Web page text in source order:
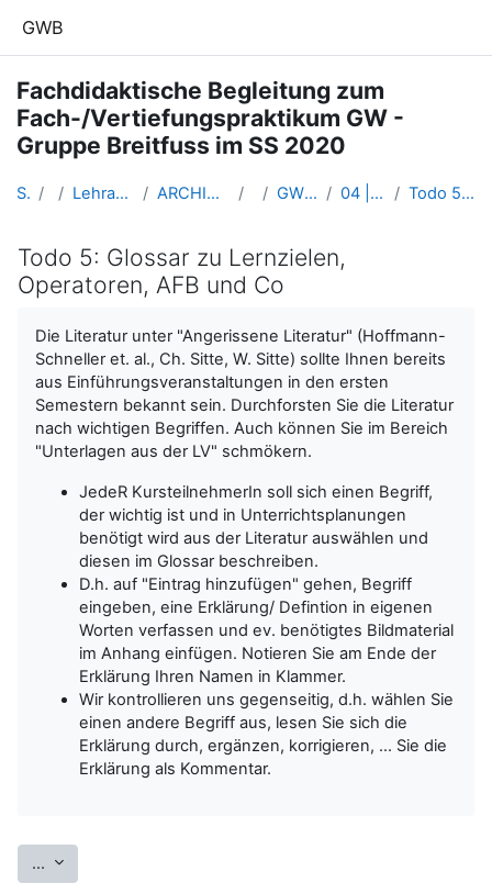
GWB
Fachdidaktische Begleitung zum
Fach-/Vertiefungspraktikum GW -
Gruppe Breitfuss im SS 2020
Startseite Kurse Lehramtsausbildung GW im Cluster Österreich Mitte ARCHIV - Lehrveranstaltungen am Standort Linz - seit 2016 SS_2020 GW_Fachpraktikum_Breitfuss_2020ss 04 | 05 - 17.03.2020 - Distance Learning Todo 5: Glossar zu Lernzielen, Operatoren, AFB und Co
Todo 5: Glossar zu Lernzielen,
Operatoren, AFB und Co
Die Literatur unter "Angerissene Literatur" (Hoffmann-
Schneller et. al., Ch. Sitte, W. Sitte) sollte Ihnen bereits
aus Einführungsveranstaltungen in den ersten
Semestern bekannt sein. Durchforsten Sie die Literatur
nach wichtigen Begriffen. Auch können Sie im Bereich
"Unterlagen aus der LV" schmökern.
JedeR KursteilnehmerIn soll sich einen Begriff,
der wichtig ist und in Unterrichtsplanungen
benötigt wird aus der Literatur auswählen und
diesen im Glossar beschreiben.
D.h. auf "Eintrag hinzufügen" gehen, Begriff
eingeben, eine Erklärung/ Defintion in eigenen
Worten verfassen und ev. benötigtes Bildmaterial
im Anhang einfügen. Notieren Sie am Ende der
Erklärung Ihren Namen in Klammer.
Wir kontrollieren uns gegenseitig, d.h. wählen Sie
einen andere Begriff aus, lesen Sie sich die
Erklärung durch, ergänzen, korrigieren, ... Sie die
Erklärung als Kommentar.
... Einträge exportieren